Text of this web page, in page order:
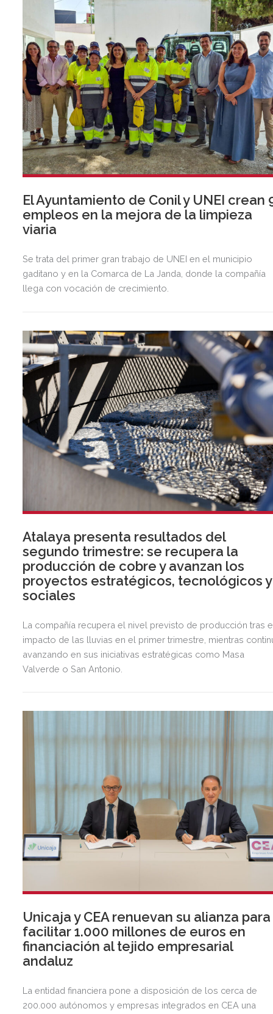
El Ayuntamiento de Conil y UNEI crean
empleos en la mejora de la limpieza
viaria
Se trata del primer gran trabajo de UNEI en el municipio
gaditano y en la Comarca de La Janda, donde la compañía
llega con vocación de crecimiento.
Atalaya presenta resultados del
segundo trimestre: se recupera la
producción de cobre y avanzan los
proyectos estratégicos, tecnológicos y
sociales
La compañía recupera el nivel previsto de producción tras
impacto de las lluvias en el primer trimestre, mientras
avanzando en sus iniciativas estratégicas como Masa
Valverde o San Antonio.
Unicaja y CEA renuevan su alianza para
facilitar 1.000 millones de euros en
financiación al tejido empresarial
andaluz
La entidad financiera pone a disposición de los cerca de
200.000 autónomos y empresas integrados en CEA una